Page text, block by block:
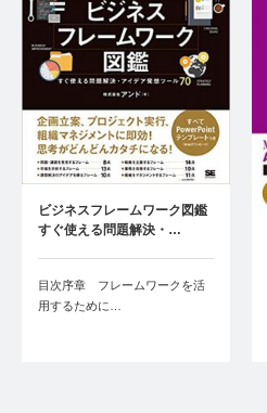
ビジネスフレームワーク図鑑
すぐ使える問題解決・…
目次序章 フレームワークを活
用するために…